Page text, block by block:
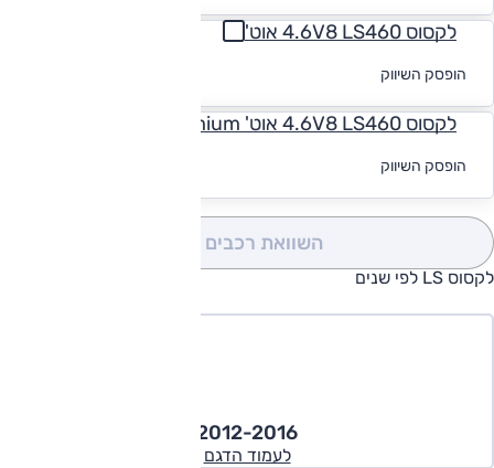
לקסוס 4.6V8 LS460 אוט'
הופסק השיווק
לקסוס 4.6V8 LS460 אוט' Premium
הופסק השיווק
השוואת רכבים
לקסוס LS לפי שנים
2012-2016
לעמוד הדגם